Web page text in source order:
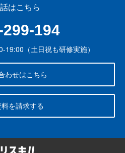
はこちら
299-194
19:00（土日祝も研修実施）
わせはこちら
を請求する